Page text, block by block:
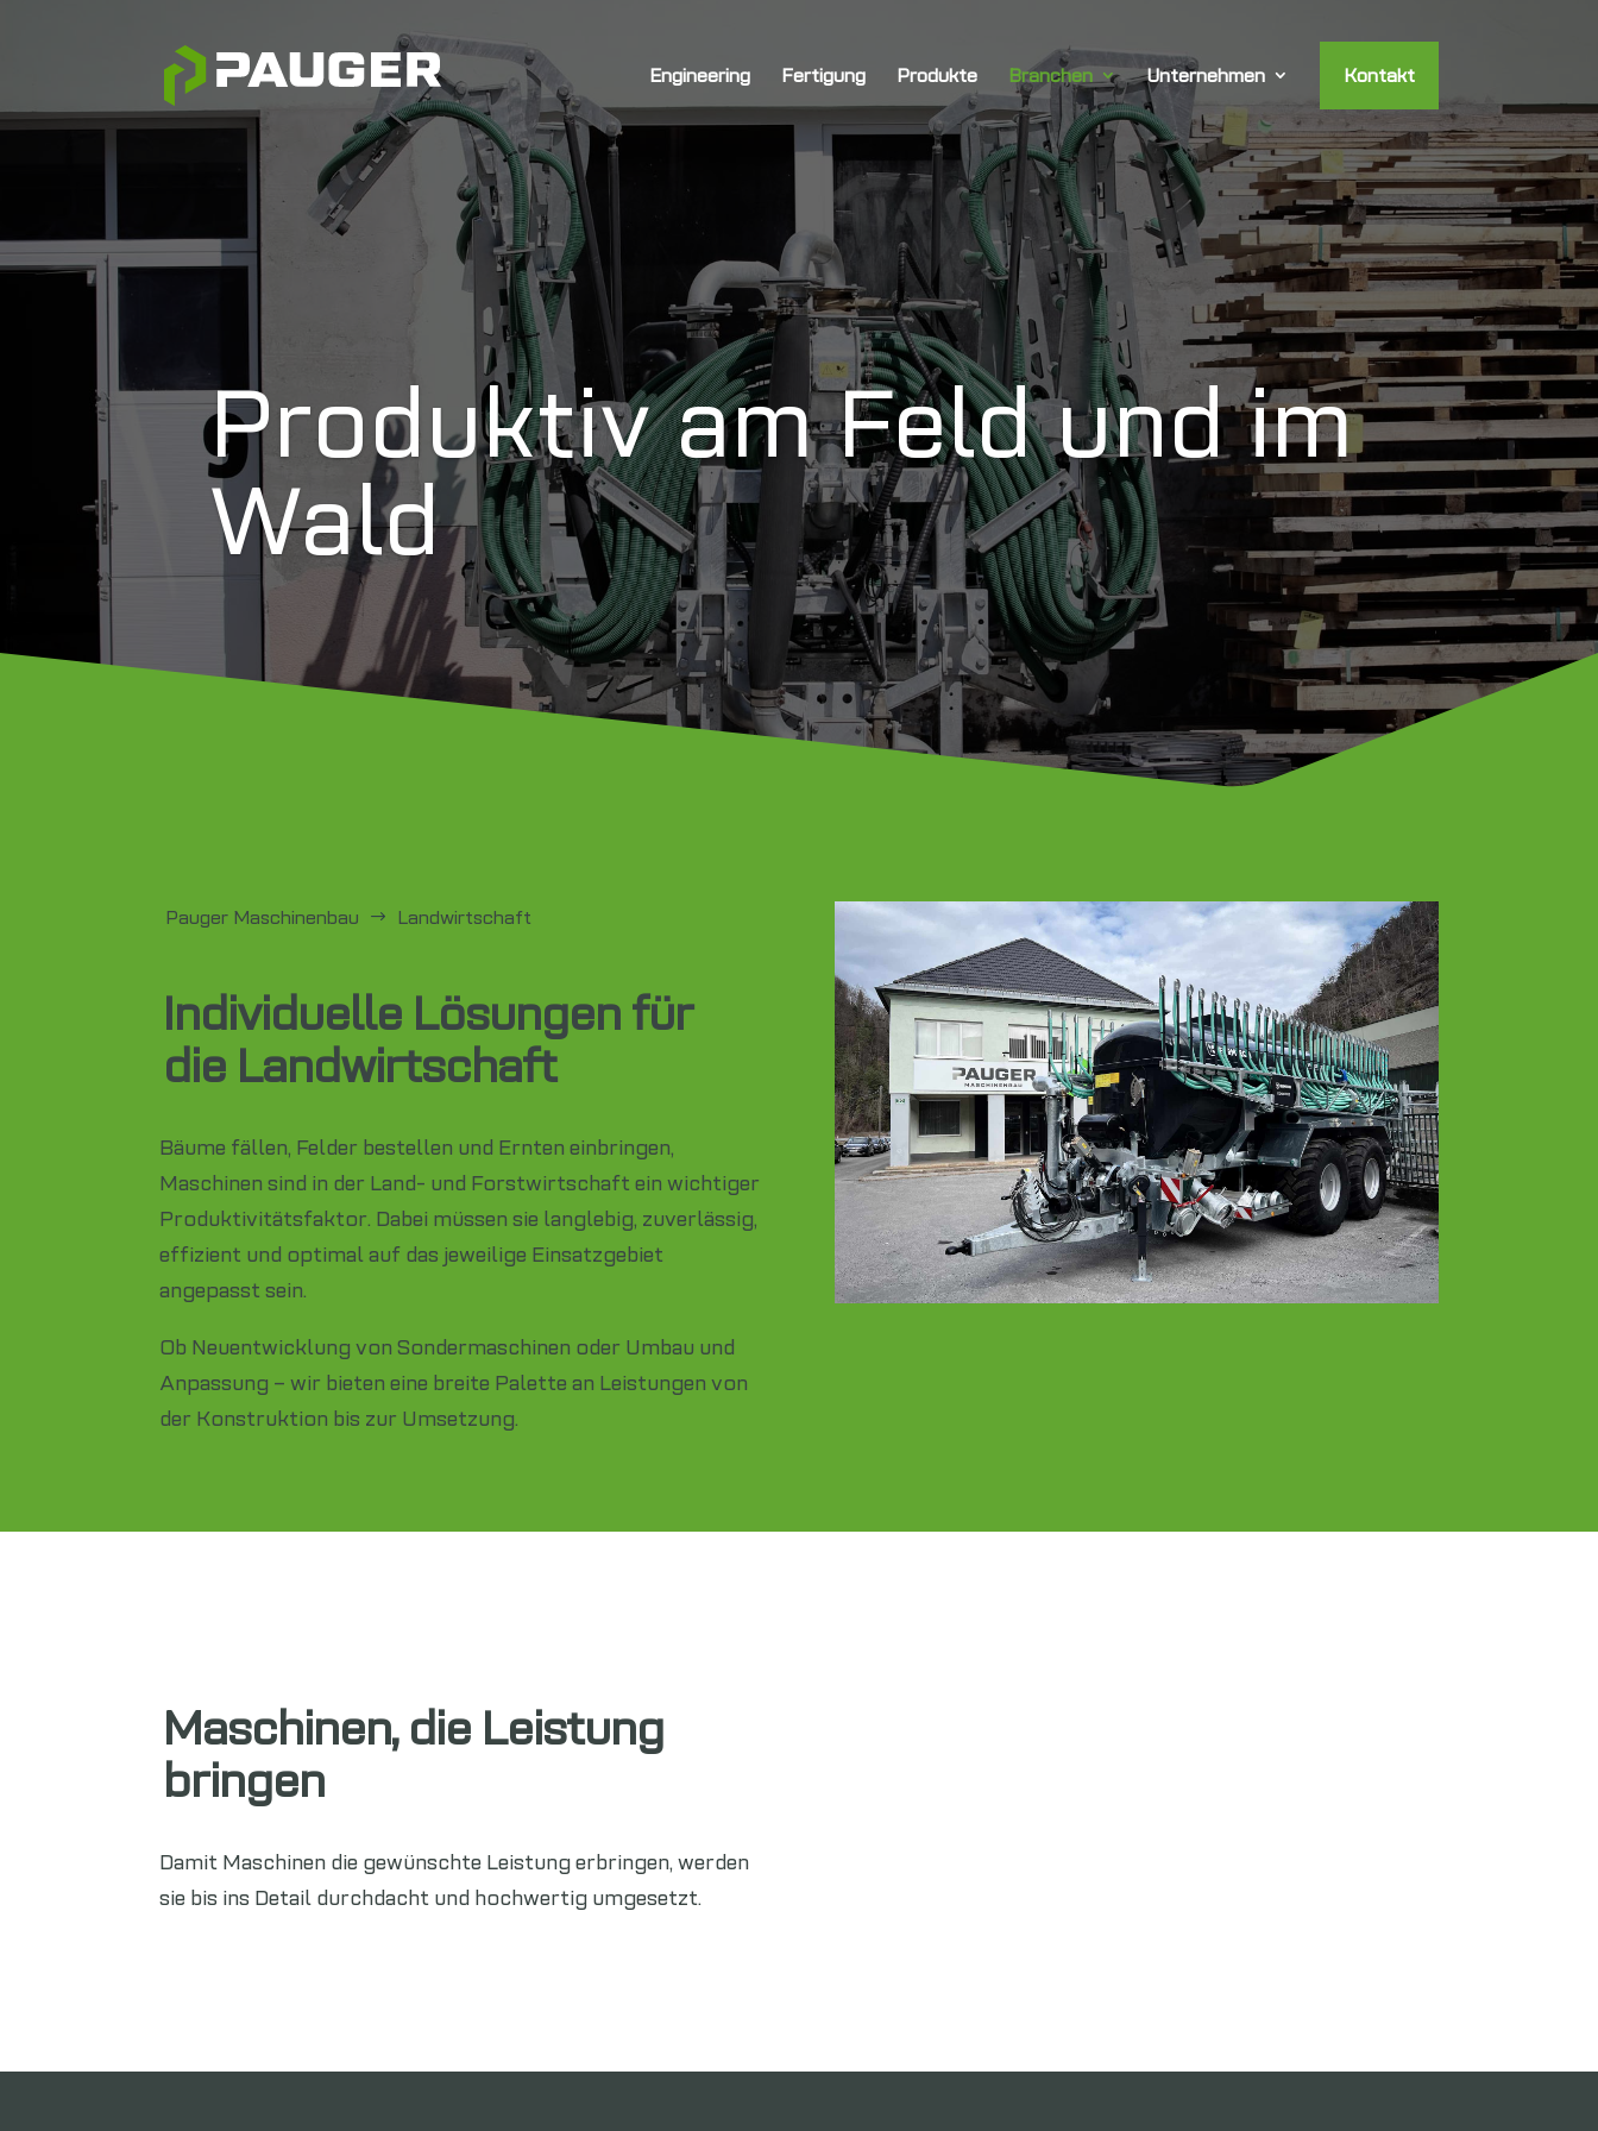
Engineering Fertigung Produkte Branchen Unternehmen Kontakt
Produktiv am Feld und im
Wald
Pauger Maschinenbau $ Landwirtschaft
Individuelle Lösungen für
die Landwirtschaft
Bäume fällen, Felder bestellen und Ernten einbringen,
Maschinen sind in der Land- und Forstwirtschaft ein wichtiger
Produktivitätsfaktor. Dabei müssen sie langlebig, zuverlässig,
effizient und optimal auf das jeweilige Einsatzgebiet
angepasst sein.
Ob Neuentwicklung von Sondermaschinen oder Umbau und
Anpassung – wir bieten eine breite Palette an Leistungen von
der Konstruktion bis zur Umsetzung.
Maschinen, die Leistung
bringen
Damit Maschinen die gewünschte Leistung erbringen, werden
sie bis ins Detail durchdacht und hochwertig umgesetzt.